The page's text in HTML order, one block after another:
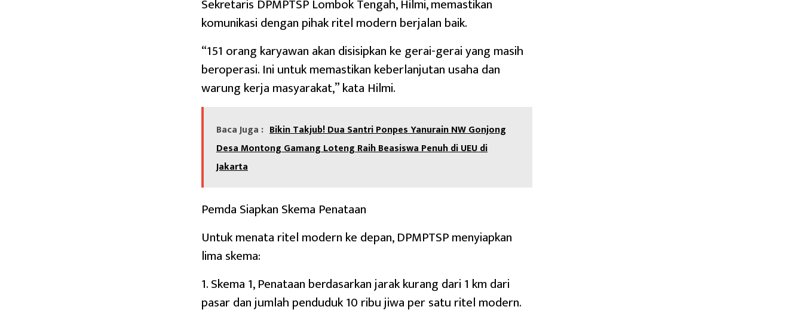
Sekretaris DPMPTSP Lombok Tengah, Hilmi, memastikan
komunikasi dengan pihak ritel modern berjalan baik.
“151 orang karyawan akan disisipkan ke gerai-gerai yang masih
beroperasi. Ini untuk memastikan keberlanjutan usaha dan
warung kerja masyarakat,” kata Hilmi.
Baca Juga : Bikin Takjub! Dua Santri Ponpes Yanurain NW Gonjong
Desa Montong Gamang Loteng Raih Beasiswa Penuh di UEU di
Jakarta
Pemda Siapkan Skema Penataan
Untuk menata ritel modern ke depan, DPMPTSP menyiapkan
lima skema:
1. Skema 1, Penataan berdasarkan jarak kurang dari 1 km dari
pasar dan jumlah penduduk 10 ribu jiwa per satu ritel modern.